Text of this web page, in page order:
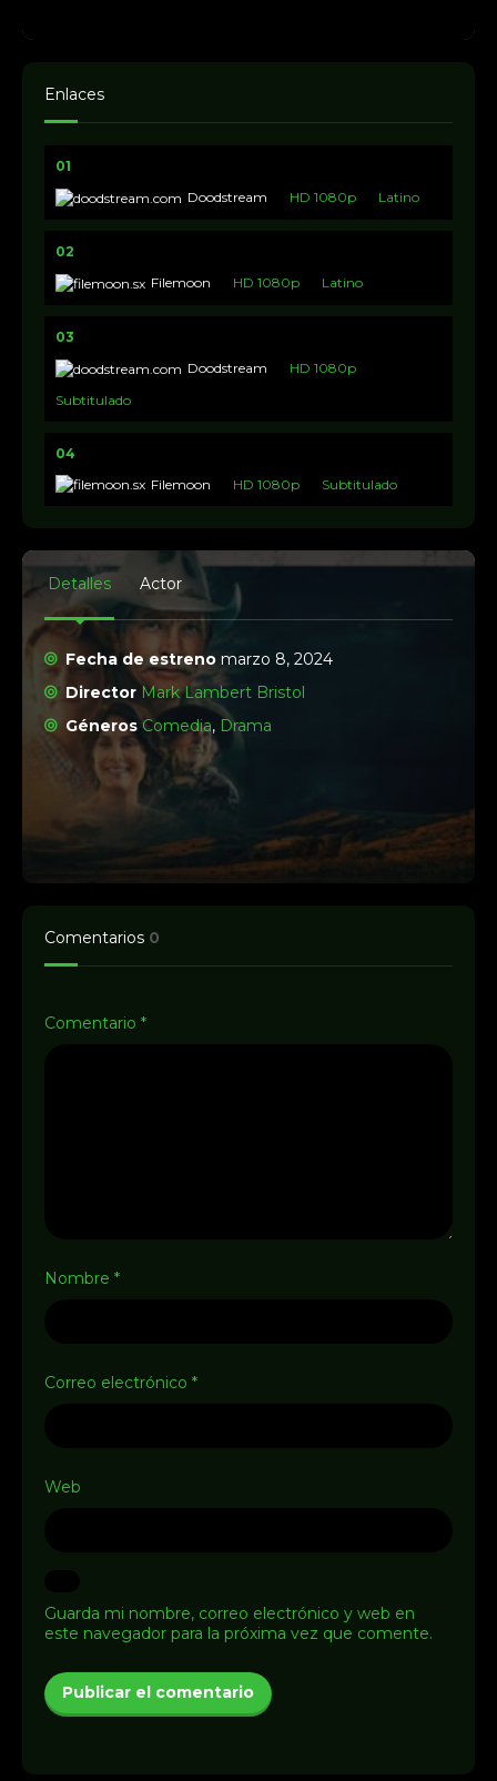
Enlaces
01
Doodstream
HD 1080p Latino
02
Filemoon
HD 1080p Latino
03
Doodstream
HD 1080p
Subtitulado
04
Filemoon
HD 1080p Subtitulado
Detalles Actor
Fecha de estreno marzo 8, 2024
Director Mark Lambert Bristol
Géneros Comedia, Drama
Comentarios 0
Comentario *
Nombre *
Correo electrónico *
Web
Guarda mi nombre, correo electrónico y web en
este navegador para la próxima vez que comente.